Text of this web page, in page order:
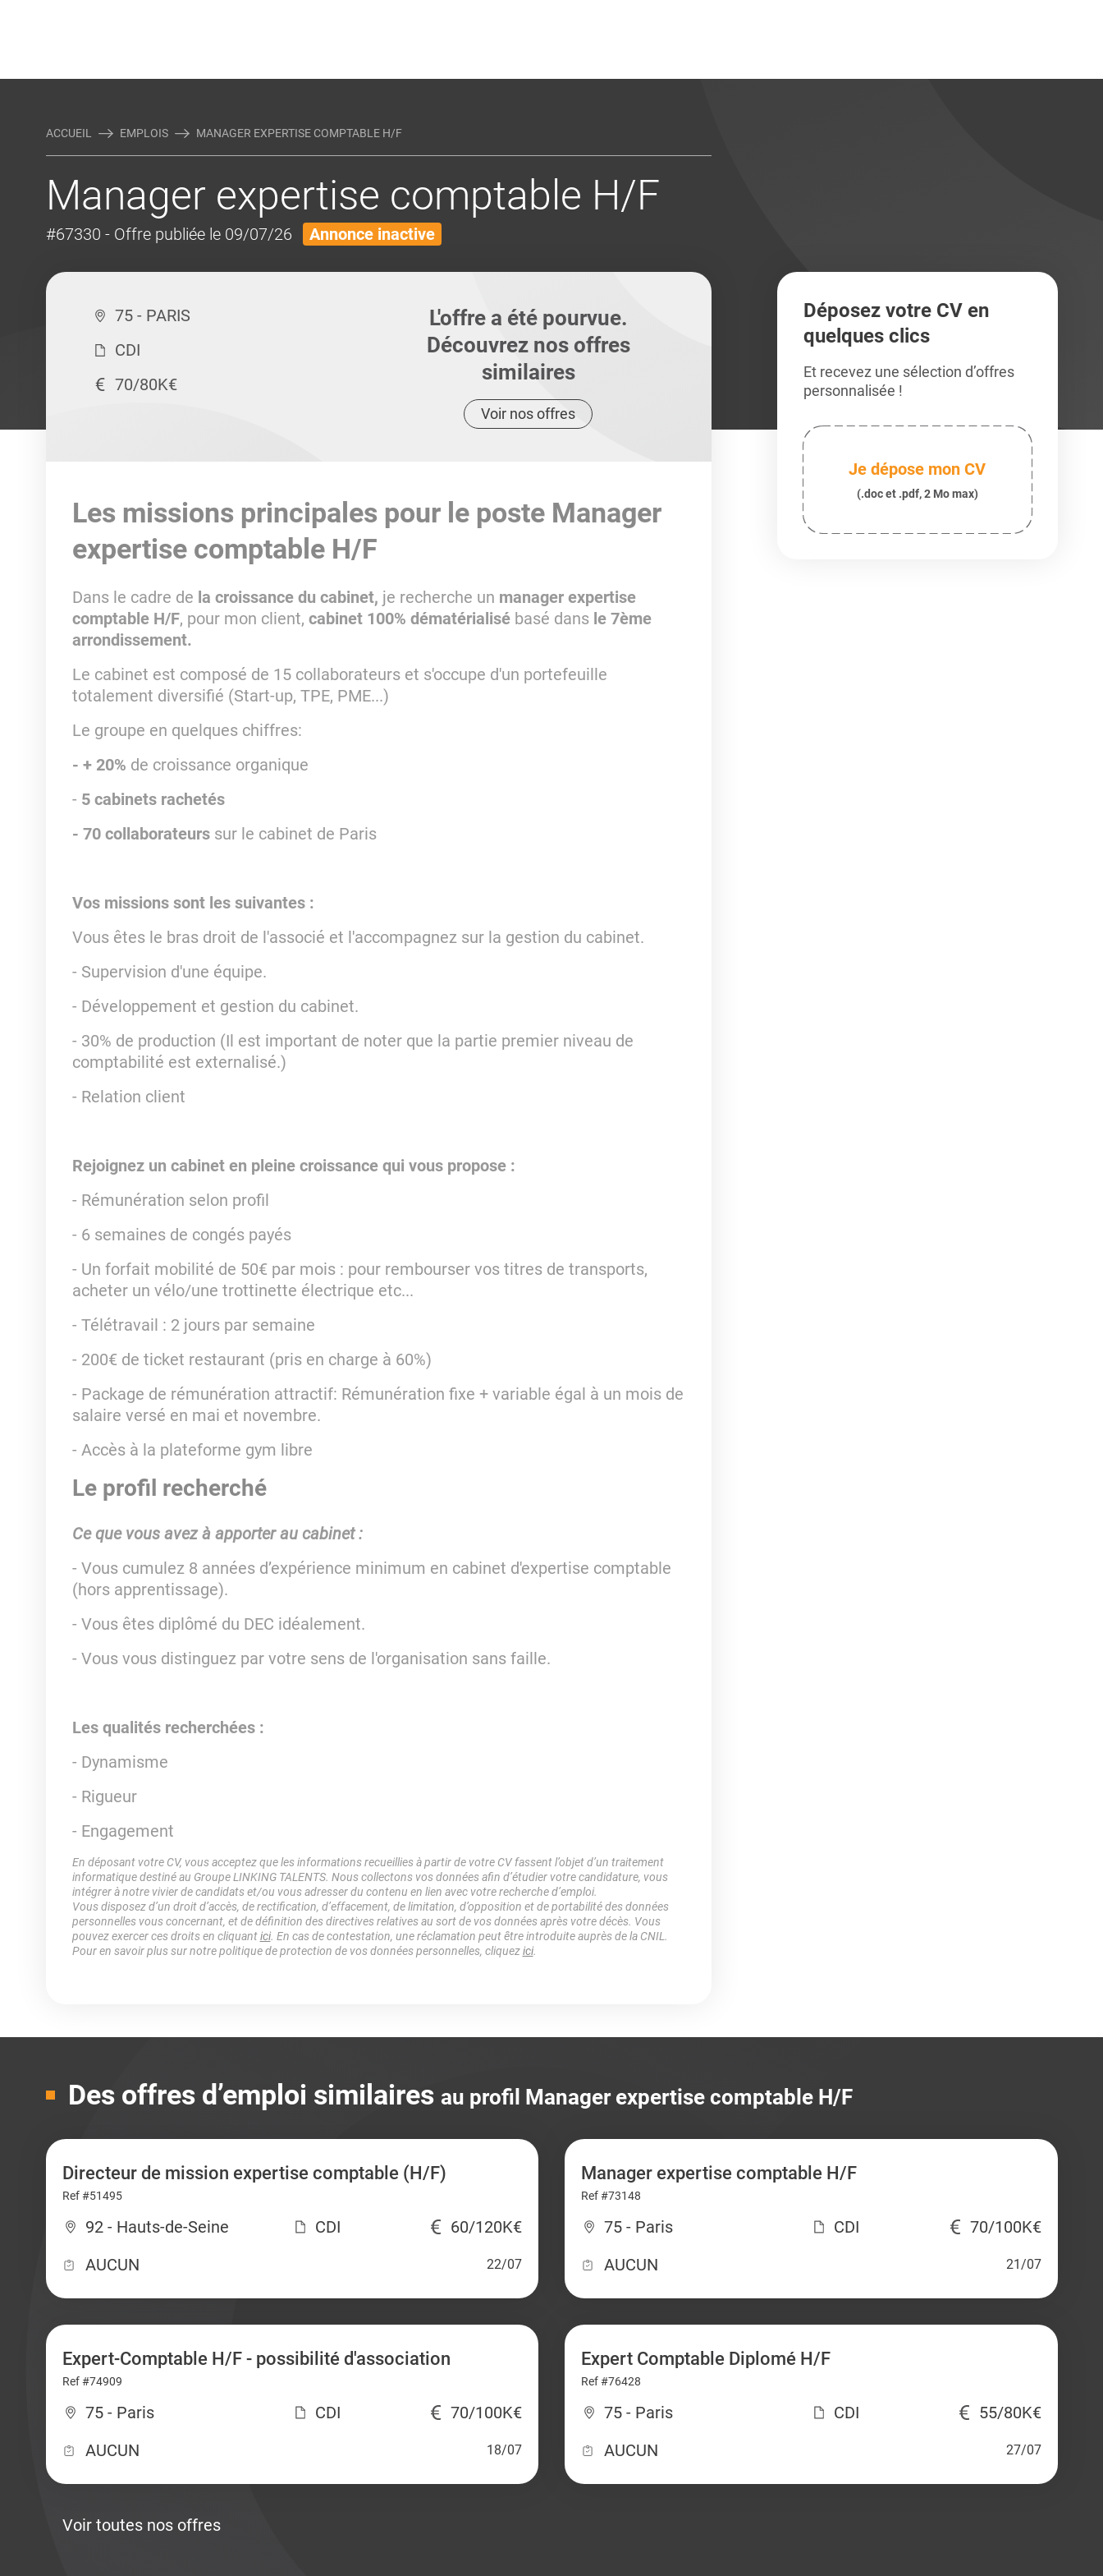
ACCUEIL EMPLOIS MANAGER EXPERTISE COMPTABLE H/F
Manager expertise comptable H/F
#67330 - Offre publiée le 09/07/26 Annonce inactive
75 - PARIS
CDI
70/80K€
L'offre a été pourvue.
Découvrez nos offres
similaires
Voir nos offres
Les missions principales pour le poste Manager
expertise comptable H/F
Dans le cadre de la croissance du cabinet, je recherche un manager expertise
comptable H/F, pour mon client, cabinet 100% dématérialisé basé dans le 7ème
arrondissement.
Le cabinet est composé de 15 collaborateurs et s'occupe d'un portefeuille
totalement diversifié (Start-up, TPE, PME...)
Le groupe en quelques chiffres:
- + 20% de croissance organique
- 5 cabinets rachetés
- 70 collaborateurs sur le cabinet de Paris
Vos missions sont les suivantes :
Vous êtes le bras droit de l'associé et l'accompagnez sur la gestion du cabinet.
- Supervision d'une équipe.
- Développement et gestion du cabinet.
- 30% de production (Il est important de noter que la partie premier niveau de
comptabilité est externalisé.)
- Relation client
Rejoignez un cabinet en pleine croissance qui vous propose :
- Rémunération selon profil
- 6 semaines de congés payés
- Un forfait mobilité de 50€ par mois : pour rembourser vos titres de transports,
acheter un vélo/une trottinette électrique etc...
- Télétravail : 2 jours par semaine
- 200€ de ticket restaurant (pris en charge à 60%)
- Package de rémunération attractif: Rémunération fixe + variable égal à un mois de
salaire versé en mai et novembre.
- Accès à la plateforme gym libre
Le profil recherché
Ce que vous avez à apporter au cabinet :
- Vous cumulez 8 années d’expérience minimum en cabinet d'expertise comptable
(hors apprentissage).
- Vous êtes diplômé du DEC idéalement.
- Vous vous distinguez par votre sens de l'organisation sans faille.
Les qualités recherchées :
- Dynamisme
- Rigueur
- Engagement
En déposant votre CV, vous acceptez que les informations recueillies à partir de votre CV fassent l’objet d’un traitement
informatique destiné au Groupe LINKING TALENTS. Nous collectons vos données afin d’étudier votre candidature, vous
intégrer à notre vivier de candidats et/ou vous adresser du contenu en lien avec votre recherche d’emploi.
Vous disposez d’un droit d’accès, de rectification, d’effacement, de limitation, d’opposition et de portabilité des données
personnelles vous concernant, et de définition des directives relatives au sort de vos données après votre décès. Vous
pouvez exercer ces droits en cliquantici. En cas de contestation, une réclamation peut être introduite auprès de la CNIL.
Pour en savoir plus sur notre politique de protection de vos données personnelles, cliquezici.
Déposez votre CV en
quelques clics
Et recevez une sélection d’offres
personnalisée !
Je dépose mon CV
(.doc et .pdf, 2 Mo max)
Des offres d’emploi similaires au profil Manager expertise comptable H/F
Directeur de mission expertise comptable (H/F)
Ref #51495
92 - Hauts-de-Seine CDI
60/120K€
AUCUN
22/07
Manager expertise comptable H/F
Ref #73148
75 - Paris CDI
70/100K€
AUCUN
21/07
Expert-Comptable H/F - possibilité d'association
Ref #74909
75 - Paris CDI
70/100K€
AUCUN
18/07
Expert Comptable Diplomé H/F
Ref #76428
75 - Paris CDI
55/80K€
AUCUN
27/07
Voir toutes nos offres